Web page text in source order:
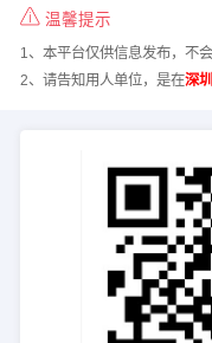
温馨提示
1、本平台仅供信息发布，不
2、请告知用人单位，是在深